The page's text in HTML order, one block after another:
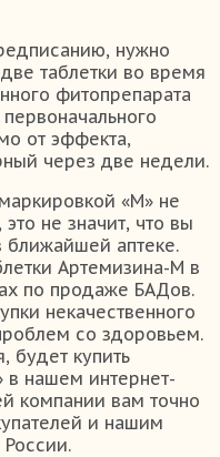
нужно
таблетки во время
фитопрепарата
от эффекта,
через две недели.
«М» не
не значит, что вы
ближайшей аптеке.
Артемизина-М в
по продаже БАДов.
некачественного
со здоровьем.
будет купить
в нашем интернет-
компании вам точно
и нашим